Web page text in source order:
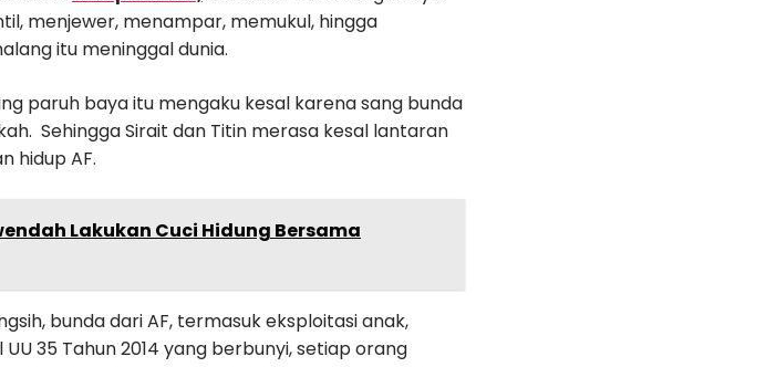
menjewer, menampar, memukul, hingga
itu meninggal dunia.
paruh baya itu mengaku kesal karena sang bunda
Sehingga Sirait dan Titin merasa kesal lantaran
hidup AF.
Lakukan Cuci Hidung Bersama
bunda dari AF, termasuk eksploitasi anak,
35 Tahun 2014 yang berbunyi, setiap orang